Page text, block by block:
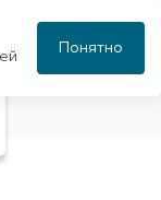
Понятно